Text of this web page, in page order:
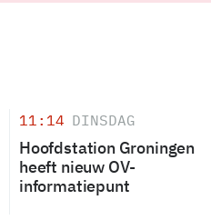
11:14 DINSDAG
Hoofdstation Groningen
heeft nieuw OV-
informatiepunt